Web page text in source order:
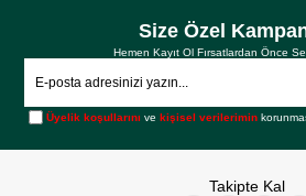
Size Özel
Hemen Kayıt Ol Fırsatlardan Önce
Üyelik koşullarını vekişisel verilerimin
Takipte Kal